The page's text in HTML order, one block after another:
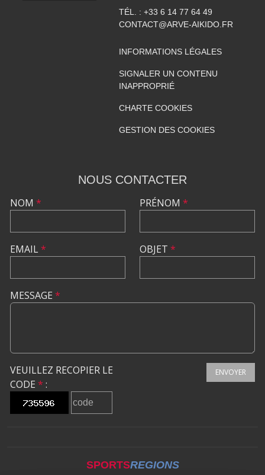
TÉL. : +33 6 14 77 64 49
CONTACT@ARVE-AIKIDO.FR
INFORMATIONS LÉGALES
SIGNALER UN CONTENU
INAPPROPRIÉ
CHARTE COOKIES
GESTION DES COOKIES
NOUS CONTACTER
NOM *
EMAIL*
PRÉNOM *
OBJET *
MESSAGE *
VEUILLEZ RECOPIER LE
CODE * :
ENVOYER
SPORTSREGIONS